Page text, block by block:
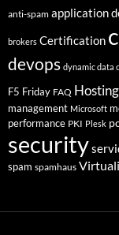
anti-spam application
brokers Certification
devops dynamic data
F5 Friday FAQ Hosting
management Microsoft
performance PKI Plesk
security
spam spamhaus